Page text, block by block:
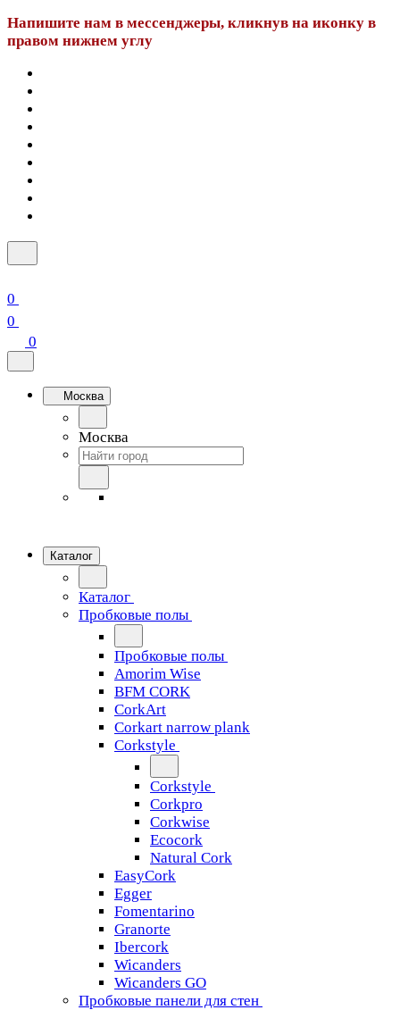
Напишите нам в мессенджеры, кликнув на иконку в
правом нижнем углу
0
0
0
Москва
Москва
Каталог
Каталог
Пробковые полы
Пробковые полы
Amorim Wise
BFM CORK
CorkArt
Corkart narrow plank
Corkstyle
Corkstyle
Corkpro
Corkwise
Ecocork
Natural Cork
EasyCork
Egger
Fomentarino
Granorte
Ibercork
Wicanders
Wicanders GO
Пробковые панели для стен